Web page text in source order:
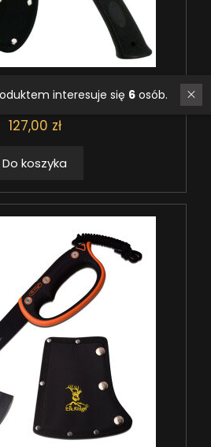
MYŚLIWSKI 27 C...
127,00 zł
Do koszyka
interesuje się 6 osób.